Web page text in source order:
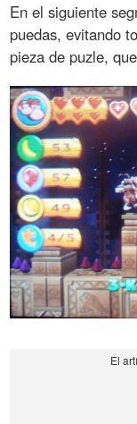
En el siguiente
puedas, evitando
pieza de puzle,